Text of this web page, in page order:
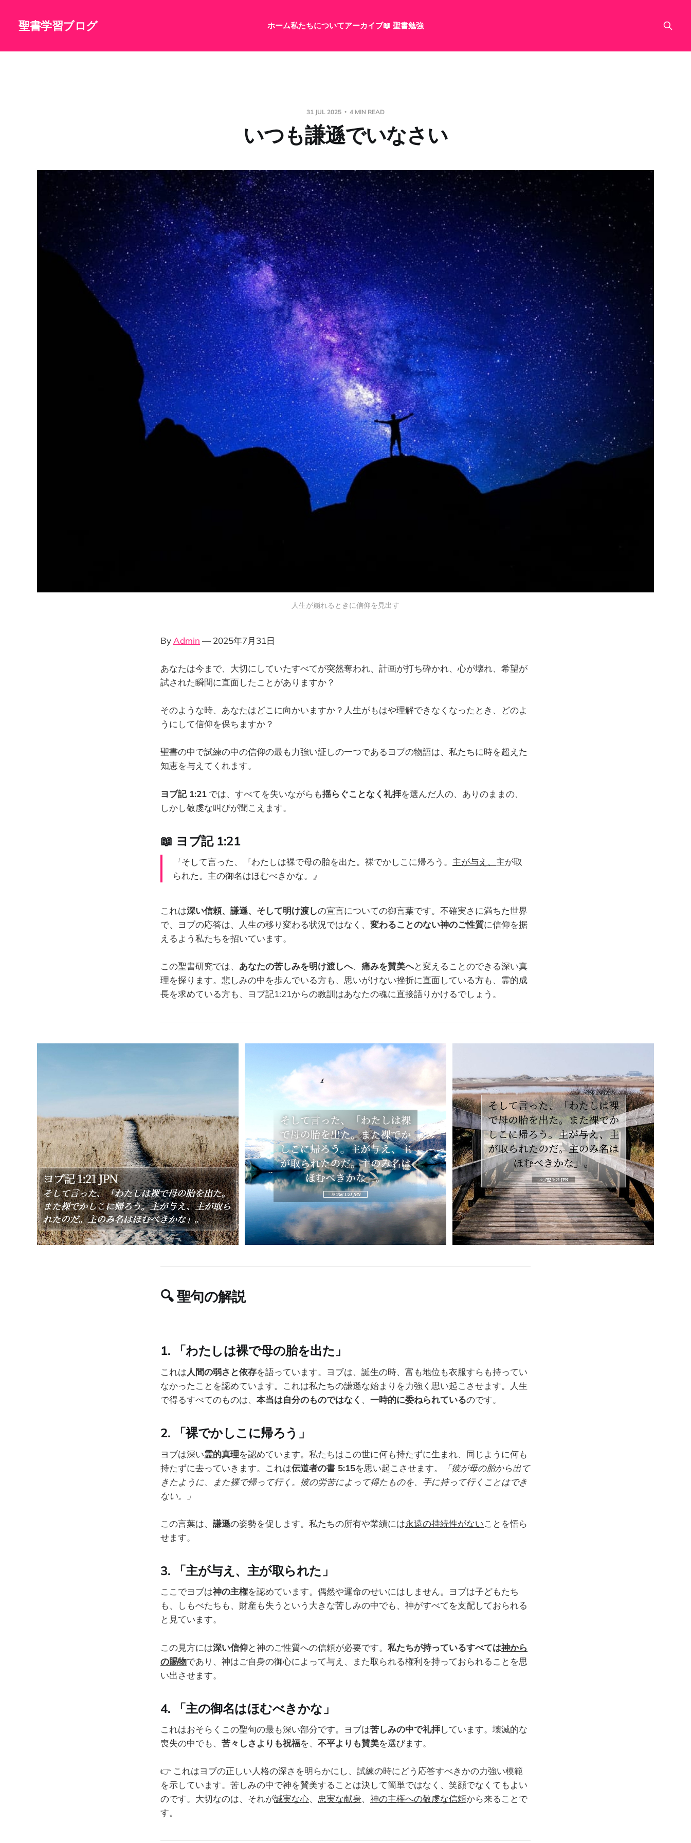
聖書学習ブログ ホーム私たちについてアーカイブ📖 聖書勉強
31 JUL 2025 4 MIN READ
いつも謙遜でいなさい
人生が崩れるときに信仰を見出す
By Admin — 2025年7月31日
あなたは今まで、大切にしていたすべてが突然奪われ、計画が打ち砕かれ、心が壊れ、希望が
試された瞬間に直面したことがありますか？
そのような時、あなたはどこに向かいますか？人生がもはや理解できなくなったとき、どのよ
うにして信仰を保ちますか？
聖書の中で試練の中の信仰の最も力強い証しの一つであるヨブの物語は、私たちに時を超えた
知恵を与えてくれます。
ヨブ記 1:21 では、すべてを失いながらも揺らぐことなく礼拝を選んだ人の、ありのままの、
しかし敬虔な叫びが聞こえます。
📖 ヨブ記 1:21
「そして言った、『わたしは裸で母の胎を出た。裸でかしこに帰ろう。 主が与え、 主が取
られた。主の御名はほむべきかな。
』
これは深い信頼、謙遜、そして明け渡しの宣言についての御言葉です。不確実さに満ちた世界
で、ヨブの応答は、人生の移り変わる状況ではなく、 変わることのない神のご性質に信仰を据
えるよう私たちを招いています。
この聖書研究では、 あなたの苦しみを明け渡しへ、 痛みを賛美へと変えることのできる深い真
理を探ります。悲しみの中を歩んでいる方も、思いがけない挫折に直面している方も、霊的成
長を求めている方も、ヨブ記1:21からの教訓はあなたの魂に直接語りかけるでしょう。
🔍聖句の解説
1. 「わたしは裸で母の胎を出た」
これは人間の弱さと依存を語っています。ヨブは、誕生の時、富も地位も衣服すらも持ってい
なかったことを認めています。これは私たちの謙遜な始まりを力強く思い起こさせます。人生
で得るすべてのものは、 本当は自分のものではなく 、 一時的に委ねられているのです。
2. 「裸でかしこに帰ろう」
ヨブは深い霊的真理を認めています。私たちはこの世に何も持たずに生まれ、同じように何も
持たずに去っていきます。これは伝道者の書 5:15を思い起こさせます。
「彼が母の胎から出て
きたように、また裸で帰って行く。彼の労苦によって得たものを、手に持って行くことはでき
ない。」
この言葉は、 謙遜の姿勢を促します。私たちの所有や業績には永遠の持続性がないことを悟ら
せます。
3. 「主が与え、主が取られた」
ここでヨブは神の主権を認めています。偶然や運命のせいにはしません。ヨブは子どもたち
も、しもべたちも、財産も失うという大きな苦しみの中でも、神がすべてを支配しておられる
と見ています。
この見方には深い信仰と神のご性質への信頼が必要です。 私たちが持っているすべては神から
の賜物であり、神はご自身の御心によって与え、また取られる権利を持っておられることを思
い出させます。
4. 「主の御名はほむべきかな」
これはおそらくこの聖句の最も深い部分です。ヨブは苦しみの中で礼拝しています。壊滅的な
喪失の中でも、 苦々しさよりも祝福を、 不平よりも賛美を選びます。
👉 これはヨブの正しい人格の深さを明らかにし、試練の時にどう応答すべきかの力強い模範
を示しています。苦しみの中で神を賛美することは決して簡単ではなく、笑顔でなくてもよい
のです。大切なのは、それが誠実な心、 忠実な献身、 神の主権への敬虔な信頼から来ることで
す。